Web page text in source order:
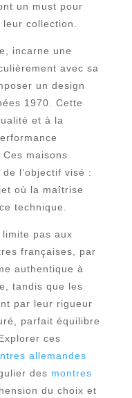
un must pour
collection.
incarne une
avec sa
un design
1970. Cette
et à la
maisons
l’objectif visé :
où la maîtrise
technique.
limite pas aux
françaises, par
authentique à
tandis que les
par leur rigueur
parfait équilibre
ces
allemandes
des montres
du choix et